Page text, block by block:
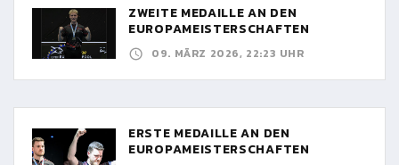
ZWEITE MEDAILLE AN DEN
EUROPAMEISTERSCHAFTEN
09. MÄRZ 2026, 22:23 UHR
ERSTE MEDAILLE AN DEN
EUROPAMEISTERSCHAFTEN